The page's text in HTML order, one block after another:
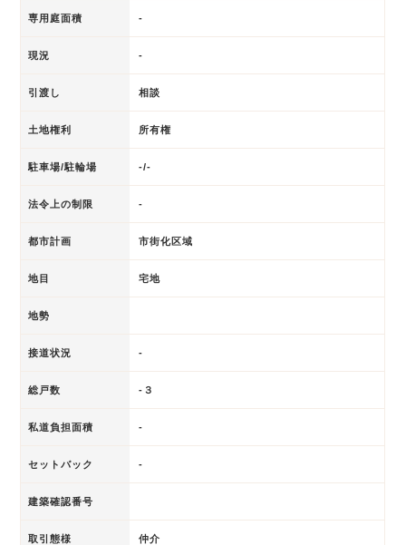
専用庭面積 -
現況 -
引渡し 相談
土地権利 所有権
駐車場/駐輪場 -/-
法令上の制限 -
都市計画 市街化区域
地目 宅地
地勢
接道状況 -
総戸数 -３
私道負担面積 -
セットバック -
建築確認番号
取引態様 仲介